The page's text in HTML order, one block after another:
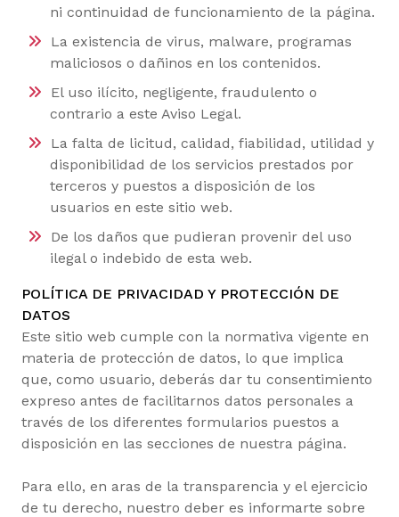
ni continuidad de funcionamiento de la página.
La existencia de virus, malware, programas
maliciosos o dañinos en los contenidos.
El uso ilícito, negligente, fraudulento o
contrario a este Aviso Legal.
La falta de licitud, calidad, fiabilidad, utilidad y
disponibilidad de los servicios prestados por
terceros y puestos a disposición de los
usuarios en este sitio web.
De los daños que pudieran provenir del uso
ilegal o indebido de esta web.
POLÍTICA DE PRIVACIDAD Y PROTECCIÓN DE
DATOS
Este sitio web cumple con la normativa vigente en
materia de protección de datos, lo que implica
que, como usuario, deberás dar tu consentimiento
expreso antes de facilitarnos datos personales a
través de los diferentes formularios puestos a
disposición en las secciones de nuestra página.
Para ello, en aras de la transparencia y el ejercicio
de tu derecho, nuestro deber es informarte sobre